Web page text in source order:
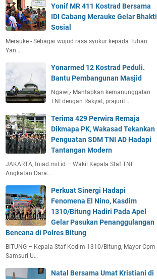
Yonif MR 411 Kostrad Bersama
IDI Cabang Merauke Gelar Bhakti
Sosial
Merauke - Sebagai wujud rasa syukur kepada Tuhan
Yan…
Yonarmed 12 Kostrad Peduli.
Bantu Pembangunan Masjid
Ngawi,- Mantapkan kemanunggalan
TNI dengan Rakyat, prajurit…
Terima 429 Perwira Remaja
Dikmapa PK, Wakasad Tekankan
Penguatan SDM TNI AD Hadapi
Tantangan Modern
JAKARTA, tniad.mil.id – Wakil Kepala Staf TNI
Angkatan Dara…
Perkuat Sinergi Hadapi
Fenomena El Nino, Kasdim
1310/Bitung Hadiri Pada Apel
Gelar Pasukan Penanggulangan
Bencana di Polres Bitung
BITUNG – Kepala Staf Kodim 1310/Bitung, Mayor Cpm
Samsuri U…
Natal Bersama Umat Kristiani di